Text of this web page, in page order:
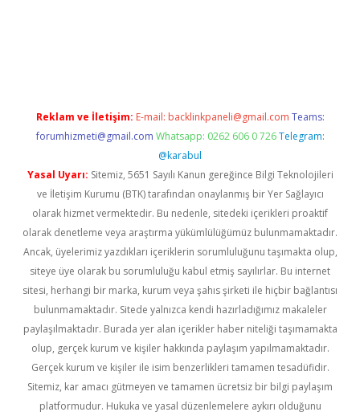
Reklam ve İletişim: E-mail: backlinkpaneli@gmail.com Teams:
forumhizmeti@gmail.com Whatsapp: 0262 606 0 726 Telegram:
@karabul
Yasal Uyarı: Sitemiz, 5651 Sayılı Kanun gereğince Bilgi Teknolojileri
ve İletişim Kurumu (BTK) tarafından onaylanmış bir Yer Sağlayıcı
olarak hizmet vermektedir. Bu nedenle, sitedeki içerikleri proaktif
olarak denetleme veya araştırma yükümlülüğümüz bulunmamaktadır.
Ancak, üyelerimiz yazdıkları içeriklerin sorumluluğunu taşımakta olup,
siteye üye olarak bu sorumluluğu kabul etmiş sayılırlar. Bu internet
sitesi, herhangi bir marka, kurum veya şahıs şirketi ile hiçbir bağlantısı
bulunmamaktadır. Sitede yalnızca kendi hazırladığımız makaleler
paylaşılmaktadır. Burada yer alan içerikler haber niteliği taşımamakta
olup, gerçek kurum ve kişiler hakkında paylaşım yapılmamaktadır.
Gerçek kurum ve kişiler ile isim benzerlikleri tamamen tesadüfidir.
Sitemiz, kar amacı gütmeyen ve tamamen ücretsiz bir bilgi paylaşım
platformudur. Hukuka ve yasal düzenlemelere aykırı olduğunu